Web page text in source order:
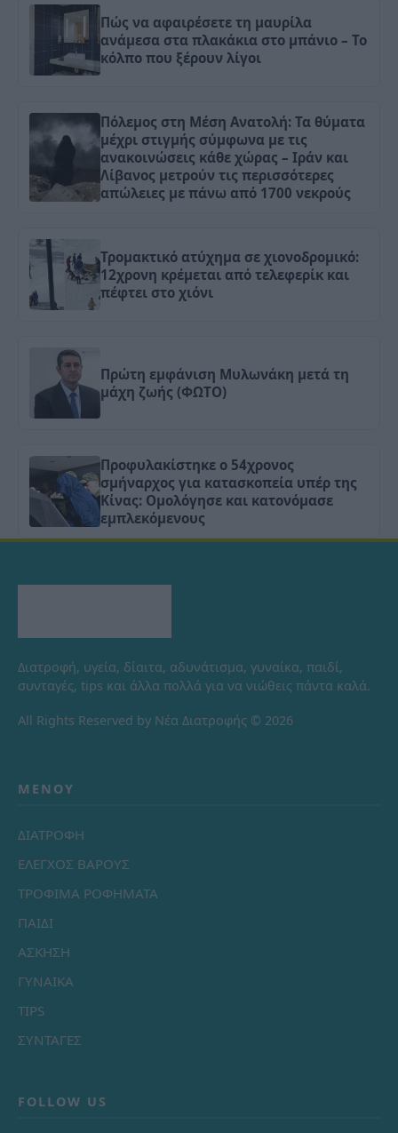
Πώς να αφαιρέσετε τη μαυρίλα
ανάμεσα στα πλακάκια στο μπάνιο – Το
κόλπο που ξέρουν λίγοι
Πόλεμος στη Μέση Ανατολή: Τα θύματα
μέχρι στιγμής σύμφωνα με τις
ανακοινώσεις κάθε χώρας – Ιράν και
Λίβανος μετρούν τις περισσότερες
απώλειες με πάνω από 1700 νεκρούς
Τρομακτικό ατύχημα σε χιονοδρομικό:
12χρονη κρέμεται από τελεφερίκ και
πέφτει στο χιόνι
Πρώτη εμφάνιση Μυλωνάκη μετά τη
μάχη ζωής (ΦΩΤΟ)
Προφυλακίστηκε ο 54χρονος
σμήναρχος για κατασκοπεία υπέρ της
Κίνας: Ομολόγησε και κατονόμασε
εμπλεκόμενους
Διατροφή, υγεία, δίαιτα, αδυνάτισμα, γυναίκα, παιδί,
συνταγές, tips και άλλα πολλά για να νιώθεις πάντα καλά.
All Rights Reserved by Νέα Διατροφής © 2026
ΜΕΝΟΎ
ΔΙΑΤΡΟΦΗ
ΕΛΕΓΧΟΣ ΒΑΡΟΥΣ
ΤΡΟΦΙΜΑ ΡΟΦΗΜΑΤΑ
ΠΑΙΔΙ
ΑΣΚΗΣΗ
ΓΥΝΑΙΚΑ
TIPS
ΣΥΝΤΑΓΕΣ
FOLLOW US